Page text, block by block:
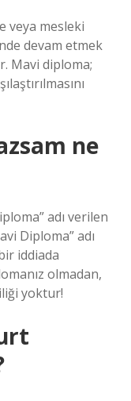
veya mesleki
devam etmek
Mavi diploma;
ne
adı verilen
Diploma” adı
iddiada
olmadan,
yoktur!